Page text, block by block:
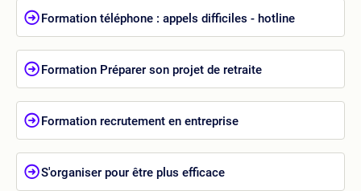
Formation téléphone : appels difficiles - hotline
Formation Préparer son projet de retraite
Formation recrutement en entreprise
S'organiser pour être plus efficace